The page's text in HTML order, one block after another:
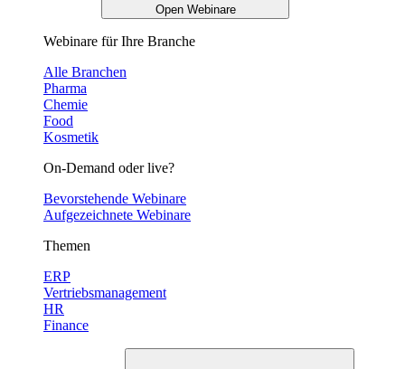
Open Webinare
Webinare für Ihre Branche
Alle Branchen
Pharma
Chemie
Food
Kosmetik
On-Demand oder live?
Bevorstehende Webinare
Aufgezeichnete Webinare
Themen
ERP
Vertriebsmanagement
HR
Finance